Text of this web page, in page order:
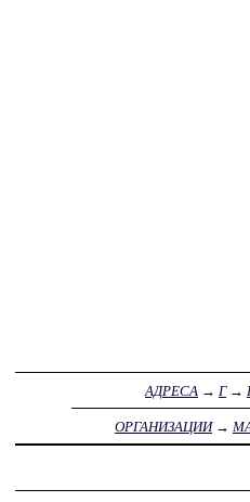
АДРЕСА → Г→
ОРГАНИЗАЦИИ→